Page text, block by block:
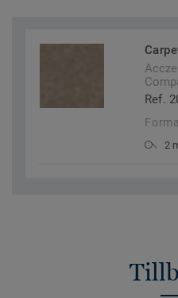
Ref.
2